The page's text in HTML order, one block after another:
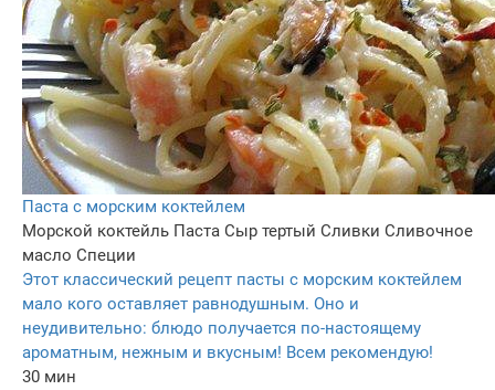
Паста с морским коктейлем
Морской коктейль Паста Сыр тертый Сливки Сливочное
масло Специи
Этот классический рецепт пасты с морским коктейлем
мало кого оставляет равнодушным. Оно и
неудивительно: блюдо получается по-настоящему
ароматным, нежным и вкусным! Всем рекомендую!
30 мин